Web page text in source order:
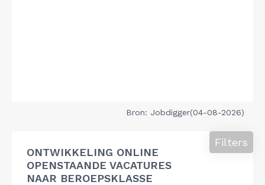
Bron: Jobdigger(04-08-2026)
ONTWIKKELING ONLINE
OPENSTAANDE VACATURES
NAAR BEROEPSKLASSE
Filters